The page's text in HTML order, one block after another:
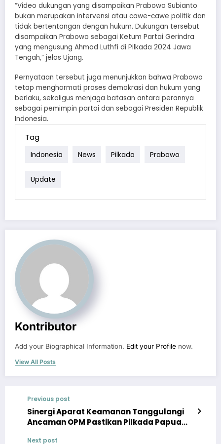
“Video dukungan yang disampaikan Prabowo Subianto
bukan merupakan intervensi atau cawe-cawe politik dan
tidak bertentangan dengan hukum. Dukungan tersebut
disampaikan Prabowo sebagai Ketum Partai Gerindra
yang mengusung Ahmad Luthfi di Pilkada 2024 Jawa
Tengah,” jelas Ujang.
Pernyataan tersebut juga menunjukkan bahwa Prabowo
tetap menghormati proses demokrasi dan hukum yang
berlaku, sekaligus menjaga batasan antara perannya
sebagai pemimpin partai dan sebagai Presiden Republik
Indonesia.
Tag
Indonesia News Pilkada Prabowo
Update
Kontributor
Add your Biographical Information. Edit your Profile now.
View All Posts
Previous post
Sinergi Aparat Keamanan Tanggulangi
Ancaman OPM Pastikan Pilkada Papua
Next post